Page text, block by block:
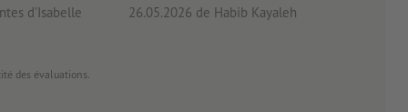
d'Isabelle 26.05.2026 de Habib Kayaleh
des évaluations.